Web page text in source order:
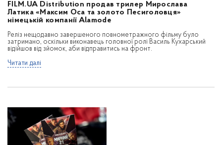
FILM.UA Distribution продав трилер Мирослава
Латика «Максим Оса та золото Песиголовця»
німецькій компанії Alamode
Реліз нещодавно завершеного повнометражного фільму було
затримано, оскільки виконавець головної ролі Василь Кухарський
відійшов від зйомок, аби відправитись на фронт.
Читати далі